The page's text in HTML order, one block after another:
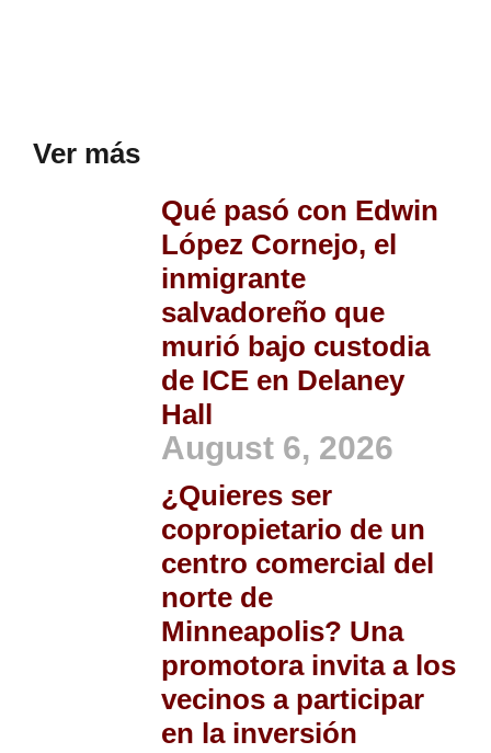
Ver más
Qué pasó con Edwin
López Cornejo, el
inmigrante
salvadoreño que
murió bajo custodia
de ICE en Delaney
Hall
August 6, 2026
¿Quieres ser
copropietario de un
centro comercial del
norte de
Minneapolis? Una
promotora invita a los
vecinos a participar
en la inversión